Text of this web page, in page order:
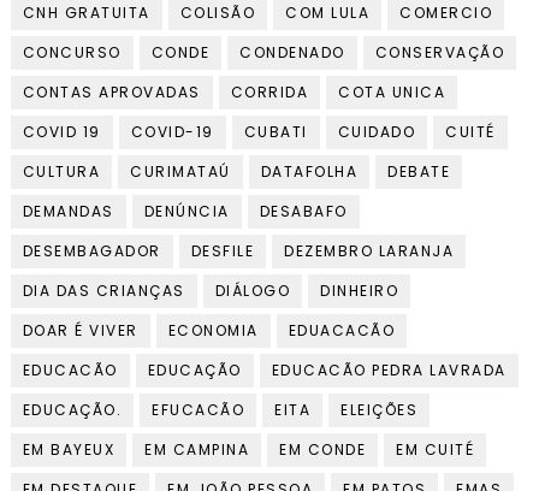
CNH GRATUITA
COLISÃO COM LULA
COMERCIO
CONCURSO
CONDE CONDENADO
CONSERVAÇÃO
CONTAS APROVADAS
CORRIDA
COTA UNICA
COVID 19
COVID-19 CUBATI CUIDADO
CUITÉ
CULTURA
CURIMATAÚ DATAFOLHA
DEBATE
DEMANDAS
DENÚNCIA
DESABAFO
DESEMBAGADOR
DESFILE
DEZEMBRO LARANJA
DIA DAS CRIANÇAS
DIÁLOGO
DINHEIRO
DOAR É VIVER
ECONOMIA
EDUACACÃO
EDUCACÃO
EDUCAÇÃO
EDUCACÃO PEDRA LAVRADA
EDUCAÇÃO.
EFUCACÃO EITA
ELEIÇÕES
EM BAYEUX
EM CAMPINA EM CONDE
EM CUITÉ